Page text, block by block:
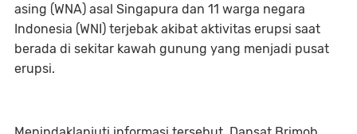
asing (WNA) asal Singapura dan 11 warga negara
Indonesia (WNI) terjebak akibat aktivitas erupsi saat
berada di sekitar kawah gunung yang menjadi pusat
erupsi.